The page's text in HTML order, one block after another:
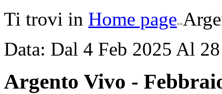
Ti trovi in Home page
Data: Dal 4 Feb 2025 Al 28
Argento Vivo -